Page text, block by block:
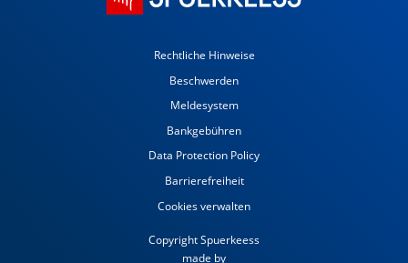
Rechtliche Hinweise
Beschwerden
Meldesystem
Bankgebühren
Data Protection Policy
Barrierefreiheit
Cookies verwalten
Copyright Spuerkeess
made by